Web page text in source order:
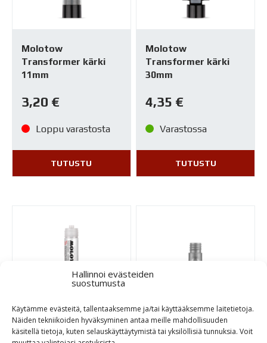
Hallinnoi evästeiden
suostumusta
Käytämme evästeitä, tallentaaksemme ja/tai käyttääksemme laitetietoja.
Näiden tekniikoiden hyväksyminen antaa meille mahdollisuuden
käsitellä tietoja, kuten selauskäyttäytymistä tai yksilöllisiä tunnuksia. Voit
Molotow
Transformer kärki
11mm
3,20 €
Loppu varastosta
TUTUSTU
Molotow
Transformer kärki
30mm
4,35 €
Varastossa
TUTUSTU
Molotow
Transformer runko
Refill Extension